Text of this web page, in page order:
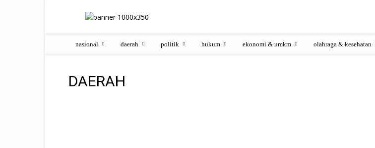
nasional daerah politik hukum ekonomi & umkm olahraga & kesehatan
DAERAH